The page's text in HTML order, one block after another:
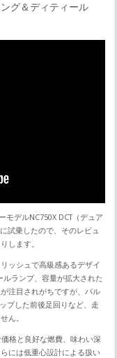
グ＆ディティール
デルNC750X DCT（デュア
試乗したので、そのレビュ
します。
ッシュで高級感あるデザイ
ルランプ、容量が拡大された
注目されがちですが、パル
プした前後足回りなど、走
ん。
格と良好な燃費、味わい深
には低重心設計による扱い